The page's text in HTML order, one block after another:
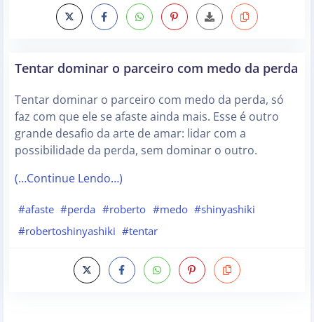
Tentar dominar o parceiro com medo da perda
Tentar dominar o parceiro com medo da perda, só
faz com que ele se afaste ainda mais. Esse é outro
grande desafio da arte de amar: lidar com a
possibilidade da perda, sem dominar o outro.
(…Continue Lendo…)
#afaste #perda #roberto #medo #shinyashiki
#robertoshinyashiki #tentar